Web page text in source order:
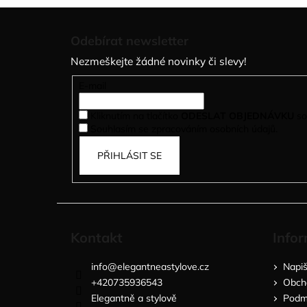
Nezmeškejte žádné novinky či slevy!
PŘIHLÁSIT SE
info@elegantneastylove.cz
+420735936543
Elegantně a stylově